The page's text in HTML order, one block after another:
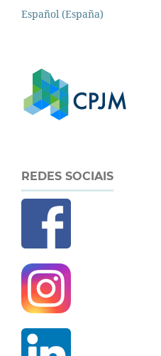
Español (España)
REDES SOCIAIS